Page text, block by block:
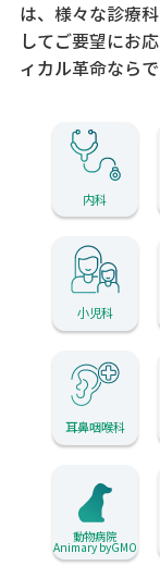
は、様々な診療
してご要望にお
ィカル革命なら
内科
小児科
耳鼻咽喉科
動物病院
Animary byGMO